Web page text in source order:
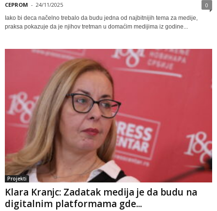
CEPROM - 24/11/2025 0
Iako bi deca načelno trebalo da budu jedna od najbitnijih tema za medije,
praksa pokazuje da je njihov tretman u domaćim medijima iz godine...
Projekti
Klara Kranjc: Zadatak medija je da budu na
digitalnim platformama gde...